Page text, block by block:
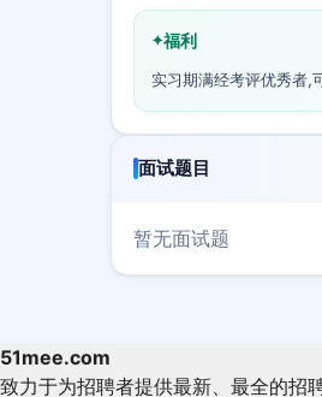
福利
实习期满经考评优秀者,
面试题目
暂无面试题
51mee.com
致力于为招聘者提供最新、最全的招